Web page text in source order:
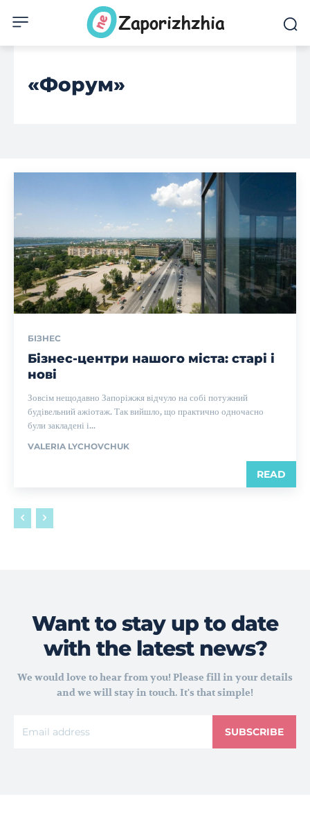
«Форум»
БІЗНЕС
Бізнес-центри нашого міста: старі і
нові
Зовсім нещодавно Запоріжжя відчуло на собі потужний
будівельний ажіотаж. Так вийшло, що практично одночасно
були закладені і...
VALERIA LYCHOVCHUK
READ
Want to stay up to date
with the latest news?
We would love to hear from you! Please fill in your details
and we will stay in touch. It's that simple!
SUBSCRIBE